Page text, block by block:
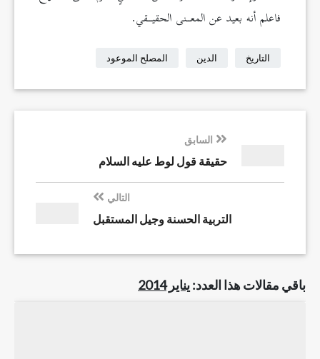
باقي مقالات هذا العدد:يناير 2014
فاعلم أنه بعيد عن المعــنى الحقيــقي.
التاريخ الدين المصلح الموعود
السابق
حقيقة قول لوط عليه السلام
التالي
التربية الحسنة وجيل المستقبل